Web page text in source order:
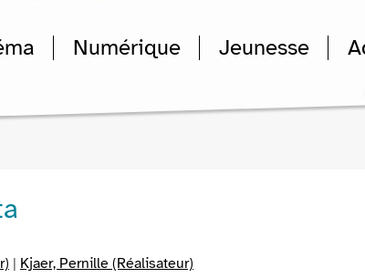
Numérique Jeunesse
| Kjaer, Pernille (Réalisateur)